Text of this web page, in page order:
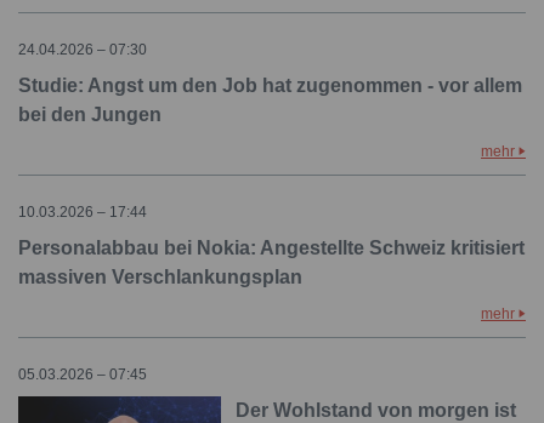
24.04.2026 – 07:30
Studie: Angst um den Job hat zugenommen - vor allem
bei den Jungen
mehr
10.03.2026 – 17:44
Personalabbau bei Nokia: Angestellte Schweiz kritisiert
massiven Verschlankungsplan
mehr
05.03.2026 – 07:45
Der Wohlstand von morgen ist